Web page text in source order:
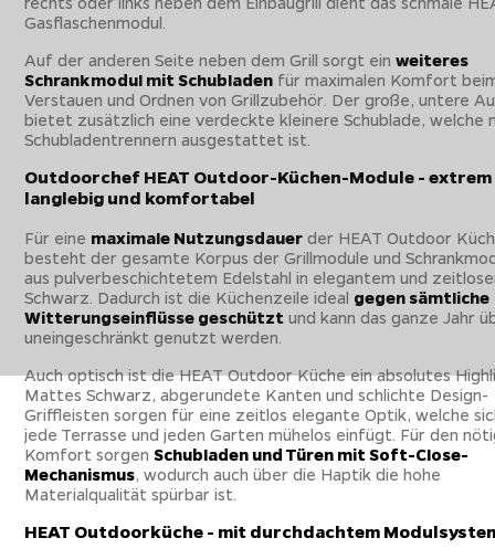
Gasflaschenmodul.
Auf der anderen Seite neben dem Grill sorgt einweiteres
Schrankmodul mit Schubladen für maximalen Komfort
Verstauen und Ordnen von Grillzubehör. Der große, untere
bietet zusätzlich eine verdeckte kleinere Schublade, welche
Schubladentrennern ausgestattet ist.
Outdoorchef HEAT Outdoor-Küchen-Module - extrem
langlebig und komfortabel
Für eine maximale Nutzungsdauer der HEAT Outdoor
besteht der gesamte Korpus der Grillmodule und
aus pulverbeschichtetem Edelstahl in elegantem und
Schwarz. Dadurch ist die Küchenzeile ideal gegen sämtliche
Witterungseinflüsse geschützt und kann das ganze Jahr
uneingeschränkt genutzt werden.
Auch optisch ist die HEAT Outdoor Küche ein absolutes
Mattes Schwarz, abgerundete Kanten und schlichte Design-
Griffleisten sorgen für eine zeitlos elegante Optik, welche
jede Terrasse und jeden Garten mühelos einfügt. Für den
Komfort sorgenSchubladen und Türen mit Soft-Close-
Mechanismus, wodurch auch über die Haptik die hohe
Materialqualität spürbar ist.
HEAT Outdoorküche - mit durchdachtem